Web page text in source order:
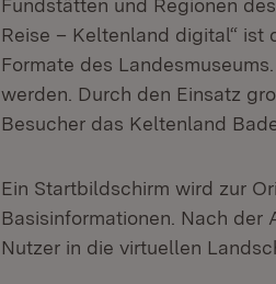
Fundstätten und Regionen des
Reise – Keltenland digital“
Formate des
werden. Durch den Einsatz
Besucher das Keltenland
Ein Startbildschirm wird zur
Basisinformationen. Nach der
Nutzer in die virtuellen